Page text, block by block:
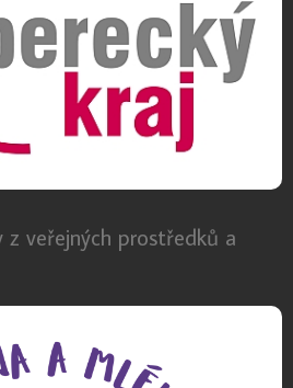
z veřejných prostředků a